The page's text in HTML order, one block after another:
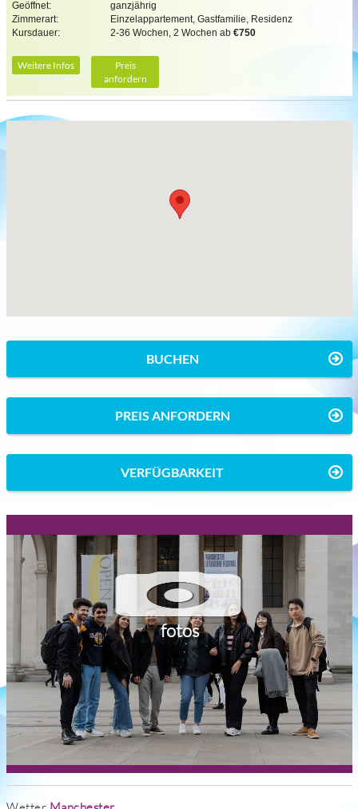
Geöffnet:
ganzjährig
Zimmerart:
Einzelappartement, Gastfamilie, Residenz
Kursdauer:
2-36 Wochen, 2 Wochen ab €750
Weitere Infos
Preis
anfordern
BUCHEN
PREIS ANFORDERN
VERFÜGBARKEIT
fotos